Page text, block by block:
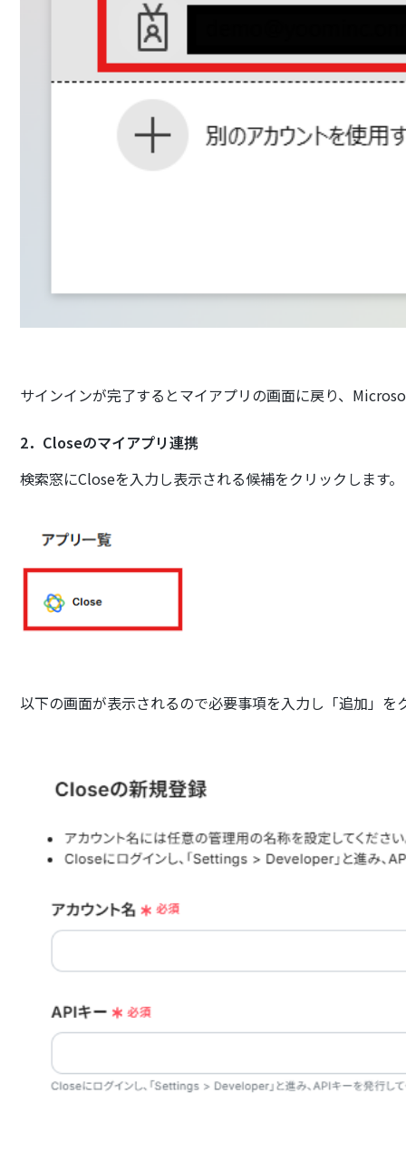
サインインが完了するとマイアプリの画面に戻り、
2．Closeのマイアプリ連携
検索窓にCloseを入力し表示される候補をクリックします。
以下の画面が表示されるので必要事項を入力し「追加」を